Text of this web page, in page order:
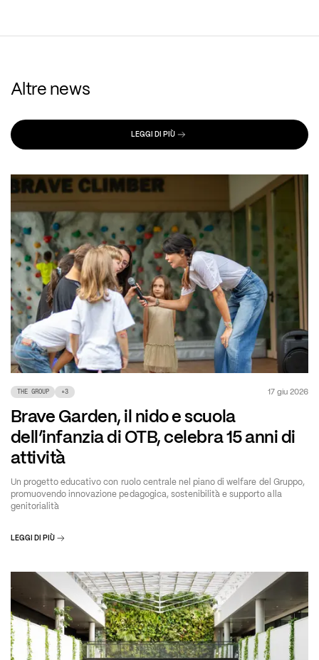
Altre news
LEGGI DI PIÙ
THE GROUP +3 17 giu 2026
Brave Garden, il nido e scuola
dell’infanzia di OTB, celebra 15 anni di
attività
Un progetto educativo con ruolo centrale nel piano di welfare del Gruppo,
promuovendo innovazione pedagogica, sostenibilità e supporto alla
genitorialità
LEGGI DI PIÙ